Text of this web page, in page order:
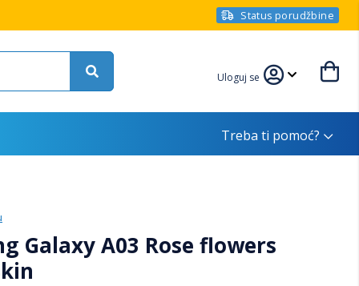
Status porudžbine
Uloguj se
Treba ti pomoć?
Galaxy A03 Rose flowers